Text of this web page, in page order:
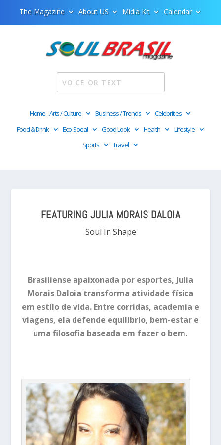
The Magazine About US Midia Kit Calendar
Home Arts / Culture Business / Trends
Celebrities
Food & Drink
Eco-Social Good Look Health
Lifestyle
Sports
Travel
FEATURING JULIA MORAIS DALOIA
Soul In Shape
Brasiliense apaixonada por esportes, Julia
Morais Daloia transforma atividade física
em estilo de vida. Entre corridas, academia e
viagens, ela defende equilíbrio, bem-estar e
uma filosofia baseada em fazer o bem.